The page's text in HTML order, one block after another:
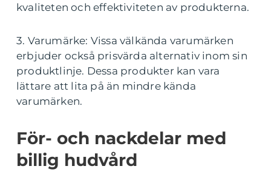
kvaliteten och effektiviteten av produkterna.
3. Varumärke: Vissa välkända varumärken
erbjuder också prisvärda alternativ inom sin
produktlinje. Dessa produkter kan vara
lättare att lita på än mindre kända
varumärken.
För- och nackdelar med
billig hudvård